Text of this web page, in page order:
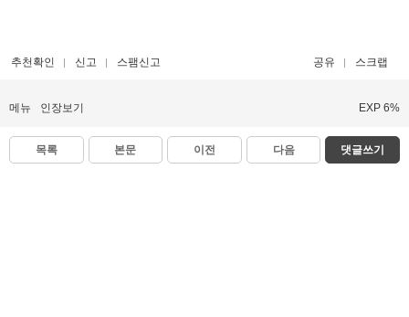
추천확인 신고 스팸신고 공유 스크랩
메뉴 인장보기 EXP 6%
목록 본문 이전 다음 댓글쓰기